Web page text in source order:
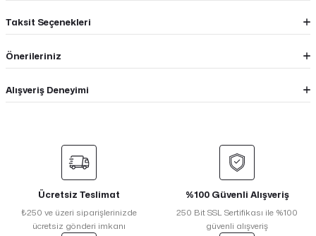
Taksit Seçenekleri
Önerileriniz
Alışveriş Deneyimi
Ücretsiz Teslimat
₺250 ve üzeri siparişlerinizde
ücretsiz gönderi imkanı
%100 Güvenli Alışveriş
250 Bit SSL Sertifikası ile %100
güvenli alışveriş